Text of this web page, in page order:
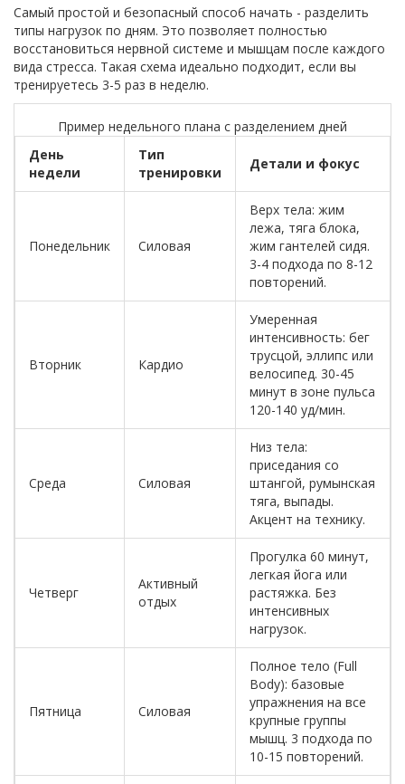
Самый простой и безопасный способ начать - разделить
типы нагрузок по дням. Это позволяет полностью
восстановиться нервной системе и мышцам после каждого
вида стресса. Такая схема идеально подходит, если вы
тренируетесь 3-5 раз в неделю.
Пример недельного плана с разделением дней
День
недели
Тип
тренировки
Детали и фокус
Понедельник Силовая
Верх тела: жим
лежа, тяга блока,
жим гантелей сидя.
3-4 подхода по 8-12
повторений.
Вторник Кардио
Умеренная
интенсивность: бег
трусцой, эллипс или
велосипед. 30-45
минут в зоне пульса
120-140 уд/мин.
Среда Силовая
Низ тела:
приседания со
штангой, румынская
тяга, выпады.
Акцент на технику.
Четверг
Активный
отдых
Прогулка 60 минут,
легкая йога или
растяжка. Без
интенсивных
нагрузок.
Пятница Силовая
Полное тело (Full
Body): базовые
упражнения на все
крупные группы
мышц. 3 подхода по
10-15 повторений.